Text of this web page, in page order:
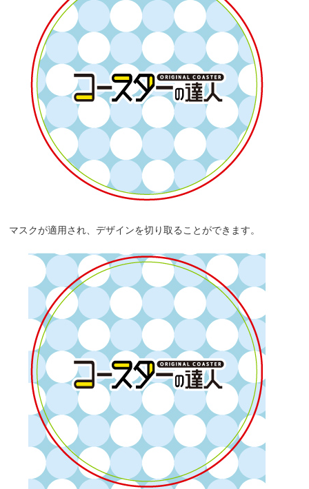
マスクが適用され、デザインを切り取ることができます。